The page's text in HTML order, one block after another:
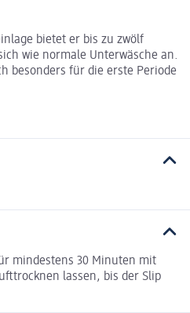
bietet er bis zu zwölf
wie normale Unterwäsche an.
besonders für die erste Periode
mindestens 30 Minuten mit
lassen, bis der Slip